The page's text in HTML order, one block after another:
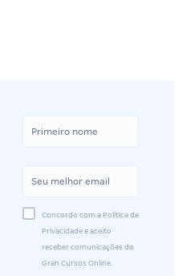
Concordo com a Política de
Privacidade e aceito
receber comunicações do
Gran Cursos Online.